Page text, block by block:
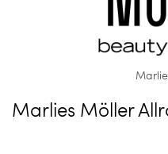
Marlies Möller